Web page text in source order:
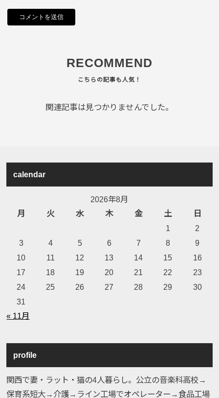
RECOMMEND
関連記事は見つかりませんでした。
calendar
2026年8月
月
火 水 木 金 土
日
1
2
3
4 5 6 7 8
9
10
11 12 13 14 15
16
17
18 19 20 21 22
23
24
25 26 27 28 29
30
31
« 11月
profile
関西で妻・ラット・猫の4人暮らし。公立の音楽科高校→
保育系短大→介護→ライン工場でオペレーター→食品工場